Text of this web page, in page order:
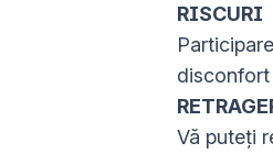
RISCURI
disconfort
Vă puteți